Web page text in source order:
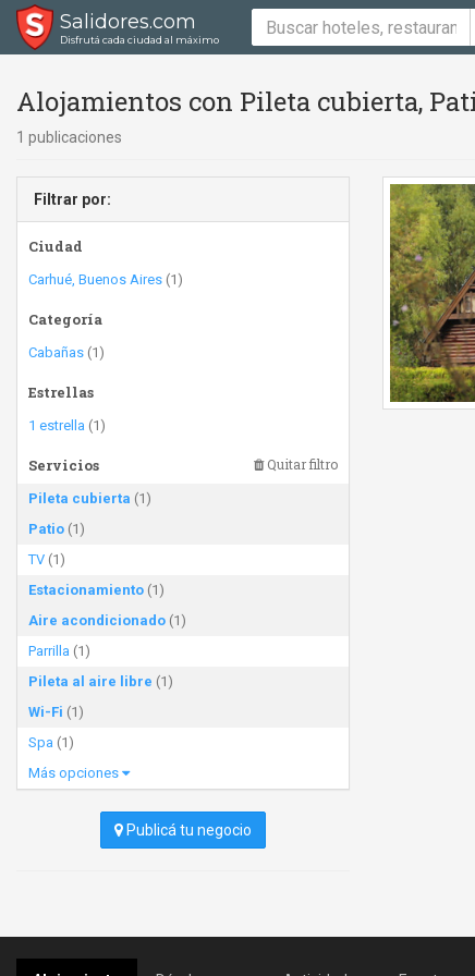
Salidores.com
Disfrutá cada ciudad al máximo
Alojamientos con Pileta cubierta,
1 publicaciones
Filtrar por:
Ciudad
Carhué, Buenos Aires (1)
Categoría
Cabañas (1)
Estrellas
1 estrella (1)
Servicios Quitar filtro
Pileta cubierta (1)
Patio (1)
TV (1)
Estacionamiento (1)
Aire acondicionado (1)
Parrilla (1)
Pileta al aire libre (1)
Wi-Fi (1)
Spa (1)
Más opciones
Publicá tu negocio